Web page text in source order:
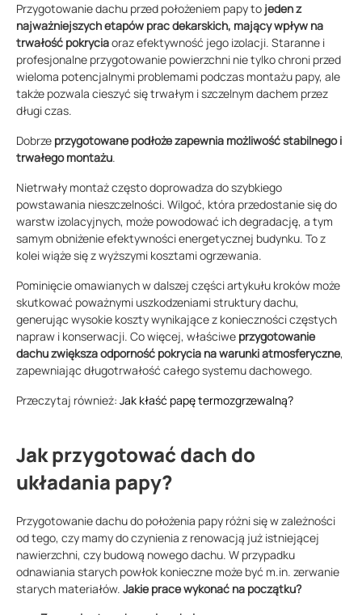
Przygotowanie dachu przed położeniem papy to jeden z
najważniejszych etapów prac dekarskich, mający wpływ na
trwałość pokryciaoraz efektywność jego izolacji. Staranne i
profesjonalne przygotowanie powierzchni nie tylko chroni przed
wieloma potencjalnymi problemami podczas montażu papy, ale
także pozwala cieszyć się trwałym i szczelnym dachem przez
długi czas.
Dobrze przygotowane podłoże zapewnia możliwość stabilnego i
trwałego montażu.
Nietrwały montaż często doprowadza do szybkiego
powstawania nieszczelności. Wilgoć, która przedostanie się do
warstw izolacyjnych, może powodować ich degradację, a tym
samym obniżenie efektywności energetycznej budynku. To z
kolei wiąże się z wyższymi kosztami ogrzewania.
Pominięcie omawianych w dalszej części artykułu kroków może
skutkować poważnymi uszkodzeniami struktury dachu,
generując wysokie koszty wynikające z konieczności częstych
napraw i konserwacji. Co więcej, właściwe przygotowanie
dachu zwiększa odporność pokrycia na warunki atmosferyczne,
zapewniając długotrwałość całego systemu dachowego.
Przeczytaj również: Jak kłaść papę termozgrzewalną?
Jak przygotować dach do
układania papy?
Przygotowanie dachu do położenia papy różni się w zależności
od tego, czy mamy do czynienia z renowacją już istniejącej
nawierzchni, czy budową nowego dachu. W przypadku
odnawiania starych powłok konieczne może być m.in. zerwanie
starych materiałów. Jakie prace wykonać na początku?